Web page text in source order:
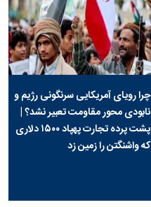
چرا رویای آمریکایی سرنگونی رژیم و
نابودی محور مقاومت تعبیر نشد؟ |
پشت پرده تجارت پهپاد‌ ۱۵۰۰ دلاری
که واشنگتن را زمین زد